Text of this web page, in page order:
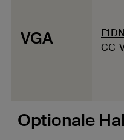
VGA
CC-
Optionale